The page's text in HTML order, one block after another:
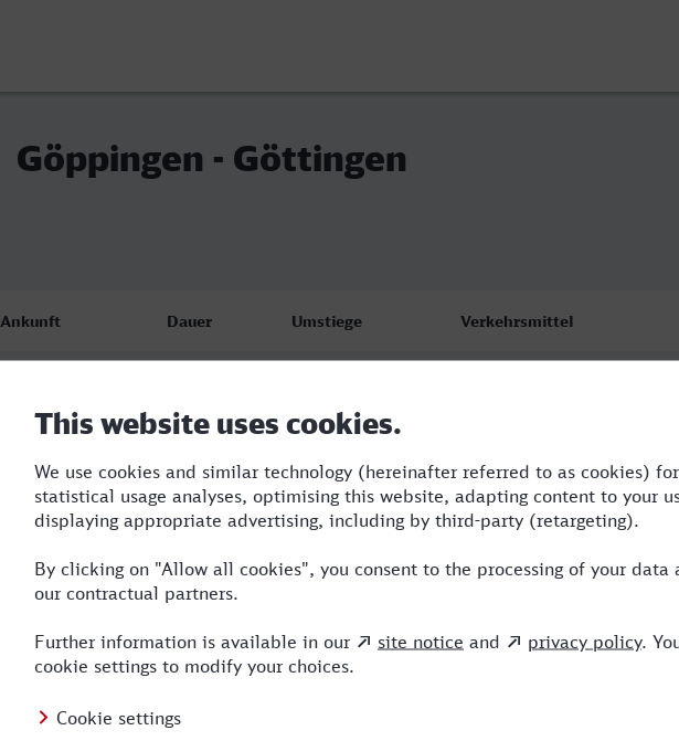
Göppingen - Göttingen
Ankunft Dauer Umstiege Verkehrsmittel
13.08.26
Göttingen
10:31
3:53 1 ARV,ICE
Göttingen
3:53 1